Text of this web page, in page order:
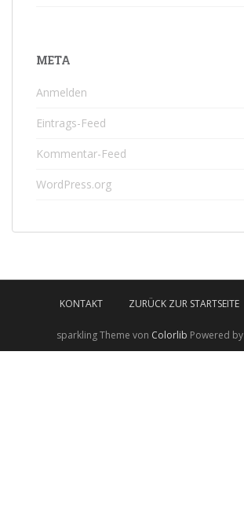
META
Anmelden
Eintrags-Feed
Kommentar-Feed
WordPress.org
KONTAKT ZURÜCK ZUR STARTSEITE
sparkling Theme von Colorlib Powered by